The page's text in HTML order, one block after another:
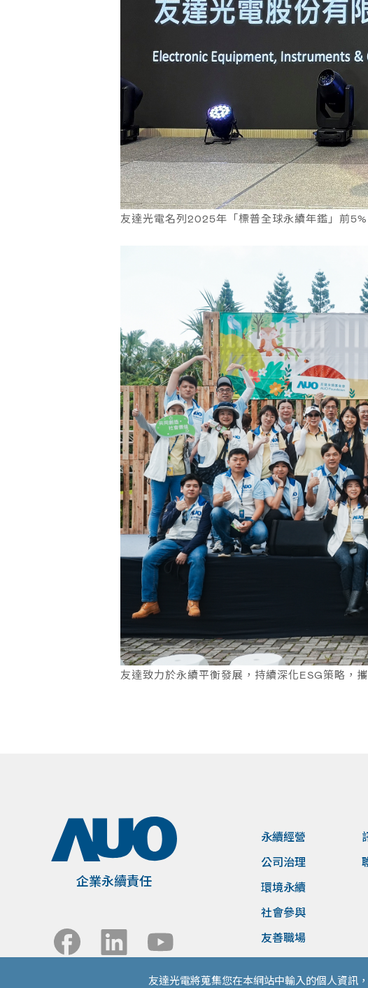
友達光電名列2025年「標普全球永續年鑑」前
友達致力於永續平衡發展，持續深化ESG策略，
企業永續責任
永續經營
公司治理
環境永續
社會參與
友善職場
友達光電將蒐集您在本網站中輸入的個人資訊